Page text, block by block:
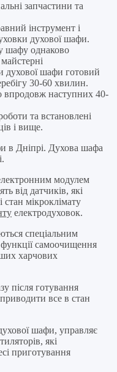
запчастини та
інструмент і
духової шафи.
шафу однаково
духової шафи готовий
30-60 хвилин.
впродовж наступних 40-
та встановлені
і вище.
в Дніпрі. Духова шафа
модулем
від датчиків, які
мікроклімату
електродуховок.
спеціальним
самоочищення
харчових
після готування
все в стан
шафи, управляє
які
приготування